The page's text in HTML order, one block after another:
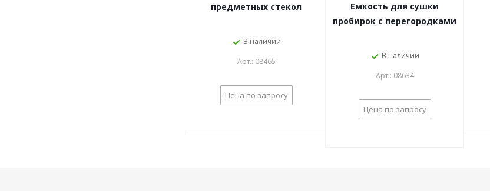
предметных стекол
В наличии
Арт.: 08465
Цена по запросу
Емкость для сушки
пробирок с перегородками
В наличии
Арт.: 08634
Цена по запросу